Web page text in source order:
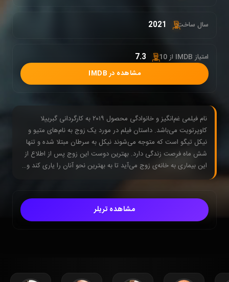
سال ساخت: 2021
امتیاز IMDB از 10 : 7.3
مشاهده در IMDB
نام فیلمی غم‌انگیز و خانوادگی محصول ۲۰۱۹ به کارگردانی گبرییلا
کاوپرتویت می‌باشد. داستان فیلم در مورد یک زوج به نام‌های متیو و
نیکل تیگو است که متوجه می‌شوند نیکل به سرطان مبتلا شده و تنها
شش ماه فرصت زندگی دارد. بهترین دوست این زوج پس از اطلاع از
این بیماری به خانه‌ی زوج می‌آید تا به بهترین نحو آنان را یاری کند و…
مشاهده تریلر